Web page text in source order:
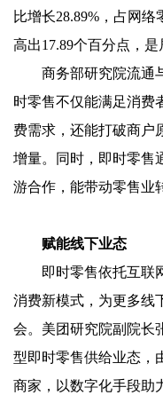
比增长28.89%，占网
高出17.89个百分点，是
商务部研究院流通
时零售不仅能满足消费
费需求，还能打破商户
增量。同时，即时零售
游合作，能带动零售业
赋能线下业态
即时零售依托互联
消费新模式，为更多线
会。美团研究院副院长
型即时零售供给业态，
商家，以数字化手段助